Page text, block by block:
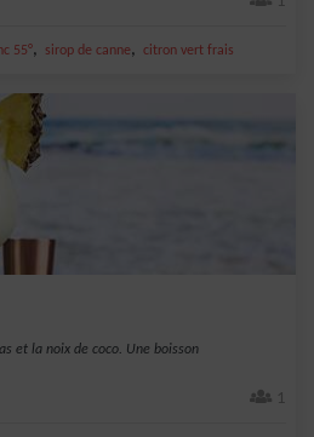
55°, sirop de canne, citron vert frais
et la noix de coco. Une boisson
1